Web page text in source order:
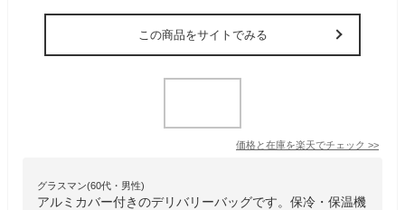
この商品をサイトでみる
価格と在庫を楽天でチェック >>
グラスマン(60代・男性)
アルミカバー付きのデリバリーバッグです。保冷・保温機